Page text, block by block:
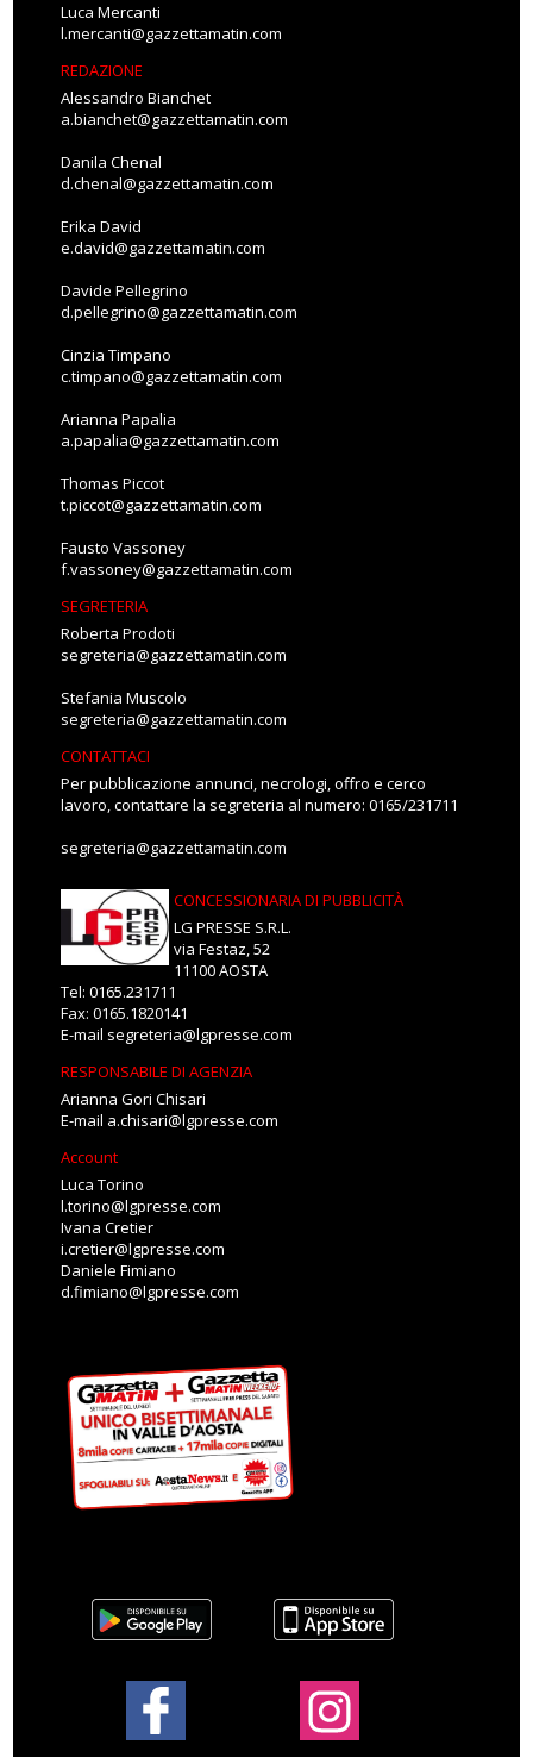
Luca Mercanti
l.mercanti@gazzettamatin.com
REDAZIONE
Alessandro Bianchet
a.bianchet@gazzettamatin.com
Danila Chenal
d.chenal@gazzettamatin.com
Erika David
e.david@gazzettamatin.com
Davide Pellegrino
d.pellegrino@gazzettamatin.com
Cinzia Timpano
c.timpano@gazzettamatin.com
Arianna Papalia
a.papalia@gazzettamatin.com
Thomas Piccot
t.piccot@gazzettamatin.com
Fausto Vassoney
f.vassoney@gazzettamatin.com
SEGRETERIA
Roberta Prodoti
segreteria@gazzettamatin.com
Stefania Muscolo
segreteria@gazzettamatin.com
CONTATTACI
Per pubblicazione annunci, necrologi, offro e cerco
lavoro, contattare la segreteria al numero: 0165/231711
segreteria@gazzettamatin.com
CONCESSIONARIA DI PUBBLICITÀ
LG PRESSE S.R.L.
via Festaz, 52
11100 AOSTA
Tel: 0165.231711
Fax: 0165.1820141
E-mail segreteria@lgpresse.com
RESPONSABILE DI AGENZIA
Arianna Gori Chisari
E-mail a.chisari@lgpresse.com
Account
Luca Torino
l.torino@lgpresse.com
Ivana Cretier
i.cretier@lgpresse.com
Daniele Fimiano
d.fimiano@lgpresse.com